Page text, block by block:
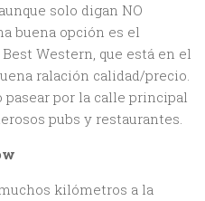
solo digan NO
buena opción es el
Western, que está en el
ralación calidad/precio.
pasear por la calle principal
pubs y restaurantes.
kilómetros a la